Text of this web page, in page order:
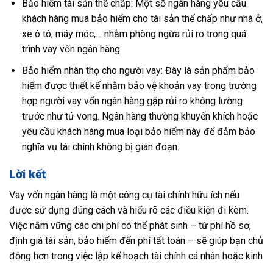
Bảo hiểm tài sản thế chấp: Một số ngân hàng yêu cầu
khách hàng mua bảo hiểm cho tài sản thế chấp như nhà ở,
xe ô tô, máy móc,… nhằm phòng ngừa rủi ro trong quá
trình vay vốn ngân hàng.
Bảo hiểm nhân thọ cho người vay: Đây là sản phẩm bảo
hiểm được thiết kế nhằm bảo vệ khoản vay trong trường
hợp người vay vốn ngân hàng gặp rủi ro không lường
trước như tử vong. Ngân hàng thường khuyến khích hoặc
yêu cầu khách hàng mua loại bảo hiểm này để đảm bảo
nghĩa vụ tài chính không bị gián đoạn.
Lời kết
Vay vốn ngân hàng là một công cụ tài chính hữu ích nếu
được sử dụng đúng cách và hiểu rõ các điều kiện đi kèm.
Việc nắm vững các chi phí có thể phát sinh – từ phí hồ sơ,
định giá tài sản, bảo hiểm đến phí tất toán – sẽ giúp bạn chủ
động hơn trong việc lập kế hoạch tài chính cá nhân hoặc kinh